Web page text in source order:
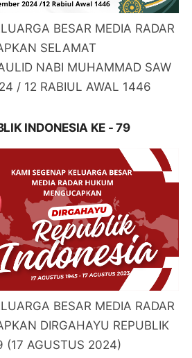
BESAR MEDIA RADAR
SELAMAT
NABI MUHAMMAD SAW
/ 12 RABIUL AWAL 1446
INDONESIA KE - 79
BESAR MEDIA RADAR
DIRGAHAYU REPUBLIK
(17 AGUSTUS 2024)